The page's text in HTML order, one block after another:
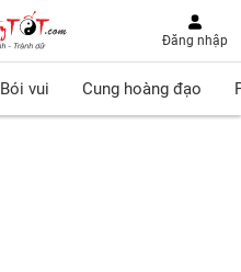
Đăng nhập
Bói vui Cung hoàng đạo